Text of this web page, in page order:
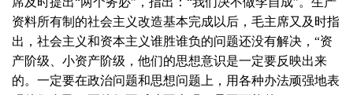
资料所有制的社会主义改造基本完成以后，毛主席又及时指
出，社会主义和资本主义谁胜谁负的问题还没有解决，“资
产阶级、小资产阶级，他们的思想意识是一定要反映出来
的。一定要在政治问题和思想问题上，用各种办法顽强地表